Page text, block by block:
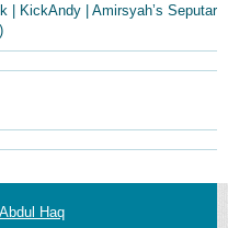
| KickAndy | Amirsyah’s Seputar
Haq